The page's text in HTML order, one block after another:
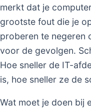
merkt dat je
grootste fout die je
proberen te negeren
voor de gevolgen.
Hoe sneller de IT-
is, hoe sneller ze de
Wat moet je doen bij